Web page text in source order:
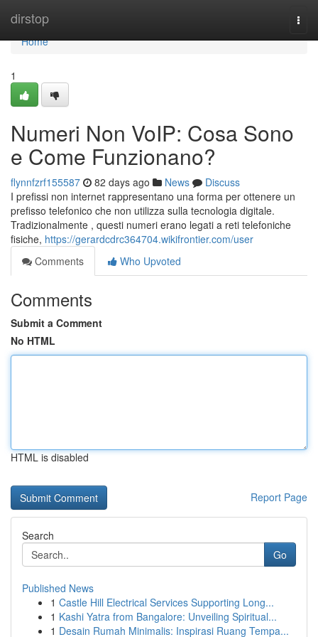
dirstop
Home
Home
1
Numeri Non VoIP: Cosa Sono
e Come Funzionano?
flynnfzrf155587 82 days ago News
Discuss
I prefissi non internet rappresentano una forma per ottenere un
prefisso telefonico che non utilizza sulla tecnologia digitale.
Tradizionalmente , questi numeri erano legati a reti telefoniche
fisiche, https://gerardcdrc364704.wikifrontier.com/user
Comments
Who Upvoted
Comments
Submit a Comment
No HTML
HTML is disabled
Report Page
Search
Go
Published News
1 Castle Hill Electrical Services Supporting Long...
1 Kashi Yatra from Bangalore: Unveiling Spiritual...
1 Desain Rumah Minimalis: Inspirasi Ruang Tempa...